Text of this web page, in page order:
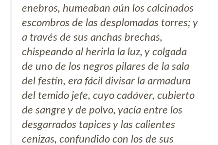
enebros, humeaban aún los calcinados
escombros de las desplomadas torres; y
a través de sus anchas brechas,
chispeando al herirla la luz, y colgada
de uno de los negros pilares de la sala
del festín, era fácil divisar la armadura
del temido jefe, cuyo cadáver, cubierto
de sangre y de polvo, yacía entre los
desgarrados tapices y las calientes
cenizas, confundido con los de sus